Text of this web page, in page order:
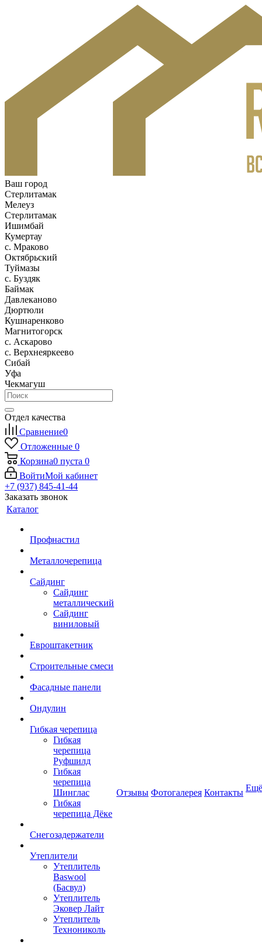
Ваш город
Стерлитамак
Мелеуз
Стерлитамак
Ишимбай
Кумертау
c. Мраково
Октябрьский
Туймазы
c. Буздяк
Баймак
Давлеканово
Дюртюли
Кушнаренково
Магнитогорск
с. Аскарово
с. Верхнеяркеево
Сибай
Уфа
Чекмагуш
Отдел качества
Сравнение0
Отложенные 0
Корзина0 пуста 0
ВойтиМой кабинет
+7 (937) 845-41-44
Заказать звонок
Каталог
Профнастил
Металлочерепица
Сайдинг
Сайдинг
металлический
Сайдинг
виниловый
Евроштакетник
Строительные смеси
Фасадные панели
Ондулин
Гибкая черепица
Гибкая
черепица
Руфшилд
Гибкая
черепица
Шинглас
Гибкая
черепица Дёке
Снегозадержатели
Утеплители
Утеплитель
Baswool
(Басвул)
Утеплитель
Эковер Лайт
Утеплитель
Технониколь
Отзывы Фотогалерея Контакты Ещё